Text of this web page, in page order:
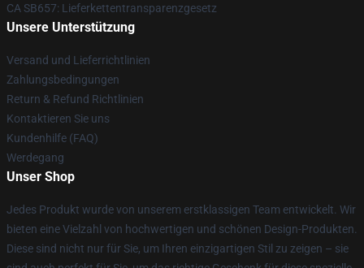
CA SB657: Lieferkettentransparenzgesetz
Unsere Unterstützung
Versand und Lieferrichtlinien
Zahlungsbedingungen
Return & Refund Richtlinien
Kontaktieren Sie uns
Kundenhilfe (FAQ)
Werdegang
Unser Shop
Jedes Produkt wurde von unserem erstklassigen Team entwickelt. Wir
bieten eine Vielzahl von hochwertigen und schönen Design-Produkten.
Diese sind nicht nur für Sie, um Ihren einzigartigen Stil zu zeigen – sie